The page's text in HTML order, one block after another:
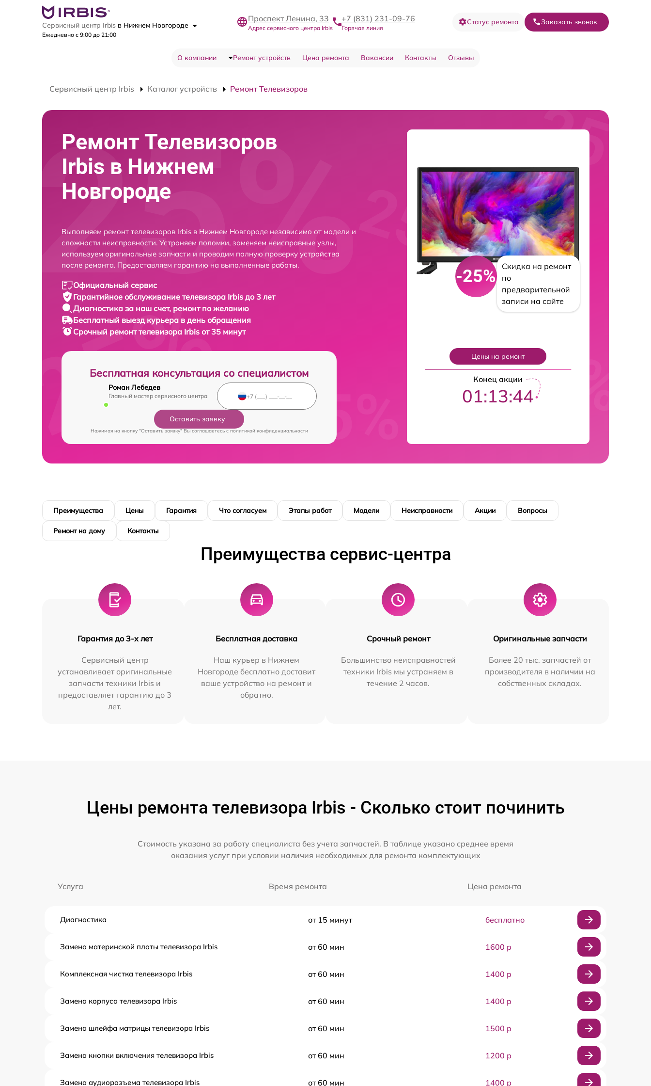
Сервисный центр Irbis в Нижнем Новгороде
Ежедневно с 9:00 до 21:00
Проспект Ленина, 33
Адрес сервисного центра Irbis
+7 (831) 231-09-76
Горячая линия
Статус ремонта Заказать звонок
О компании Ремонт устройств Цена ремонта Вакансии Контакты Отзывы
Сервисный центр Irbis Каталог устройств Ремонт Телевизоров
Ремонт Телевизоров
Irbis в Нижнем
Новгороде
Выполняем ремонт телевизоров Irbis в Нижнем Новгороде независимо от модели и
сложности неисправности. Устраняем поломки, заменяем неисправные узлы,
используем оригинальные запчасти и проводим полную проверку устройства
после ремонта. Предоставляем гарантию на выполненные работы.
Официальный сервис
Гарантийное обслуживание телевизора Irbis до 3 лет
Диагностика за наш счет, ремонт по желанию
Бесплатный выезд курьера в день обращения
Срочный ремонттелевизора Irbis от 35 минут
Бесплатная консультация со специалистом
Роман Лебедев
Главный мастер сервисного центра
Оставить заявку
Нажимая на кнопку "Оставить заявку" Вы соглашаетесь c политикой конфиденциальности
-25%
Скидка на ремонт
по
предварительной
записи на сайте
Цены на ремонт
Конец акции
01:13:43
Преимущества Цены Гарантия Что согласуем Этапы работ Модели Неисправности Акции Вопросы
Ремонт на дому Контакты
Преимущества сервис-центра
Гарантия до 3-х лет
Сервисный центр
устанавливает оригинальные
запчасти техники Irbis и
предоставляет гарантию до 3
лет.
Бесплатная доставка
Наш курьер в Нижнем
Новгороде бесплатно доставит
ваше устройство на ремонт и
обратно.
Срочный ремонт
Большинство неисправностей
техники Irbis мы устраняем в
течение 2 часов.
Оригинальные запчасти
Более 20 тыс. запчастей от
производителя в наличии на
собственных складах.
Цены ремонта телевизора Irbis - Сколько стоит починить
Стоимость указана за работу специалиста без учета запчастей. В таблице указано среднее время
оказания услуг при условии наличия необходимых для ремонта комплектующих
Услуга Время ремонта Цена ремонта
Диагностика от 15 минут бесплатно
Замена материнской платы телевизора Irbis от 60 мин 1600 р
Комплексная чистка телевизора Irbis от 60 мин 1400 р
Замена корпуса телевизора Irbis от 60 мин 1400 р
Замена шлейфа матрицы телевизора Irbis от 60 мин 1500 р
Замена кнопки включения телевизора Irbis от 60 мин 1200 р
Замена аудиоразъема телевизора Irbis от 60 мин 1400 р